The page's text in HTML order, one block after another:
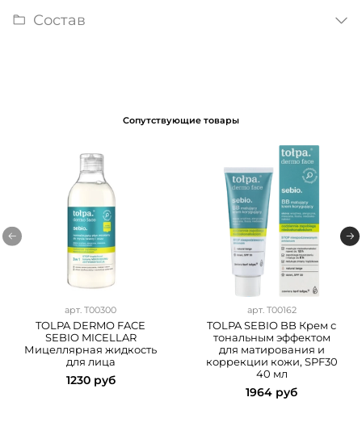
Состав
Сопутствующие товары
арт. T00300
TOLPA DERMO FACE
SEBIO MICELLAR
Мицеллярная жидкость
для лица
1230 руб
арт. T00162
TOLPA SEBIO BB Крем с
тональным эффектом
для матирования и
коррекции кожи, SPF30
40 мл
1964 руб